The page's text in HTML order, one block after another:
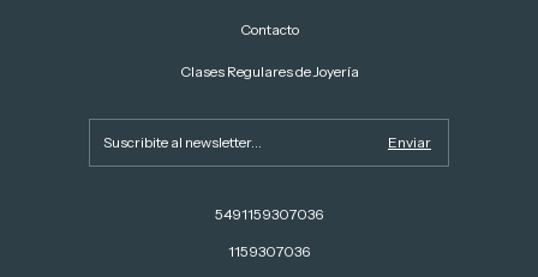
Contacto
Clases Regulares de Joyería
5491159307036
1159307036